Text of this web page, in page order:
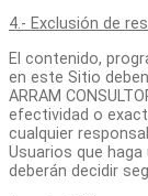
4.- Exclusión de
El contenido,
en este Sitio
ARRAM
efectividad o
cualquier
Usuarios que
deberán decidir